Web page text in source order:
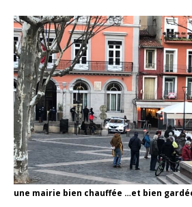
une mairie bien chauffée …et bien